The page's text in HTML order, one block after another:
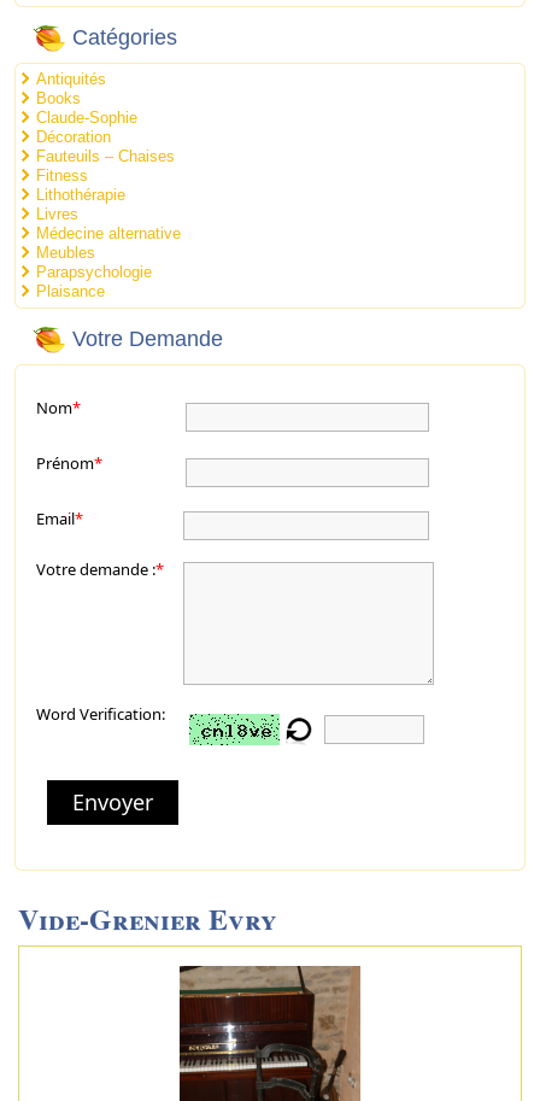
Catégories
Antiquités
Books
Claude-Sophie
Décoration
Fauteuils – Chaises
Fitness
Lithothérapie
Livres
Médecine alternative
Meubles
Parapsychologie
Plaisance
Votre Demande
Nom*
Prénom*
Email*
Votre demande :*
Word Verification:
Envoyer
Vide-Grenier Evry